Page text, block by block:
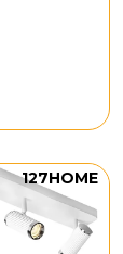
127HOME